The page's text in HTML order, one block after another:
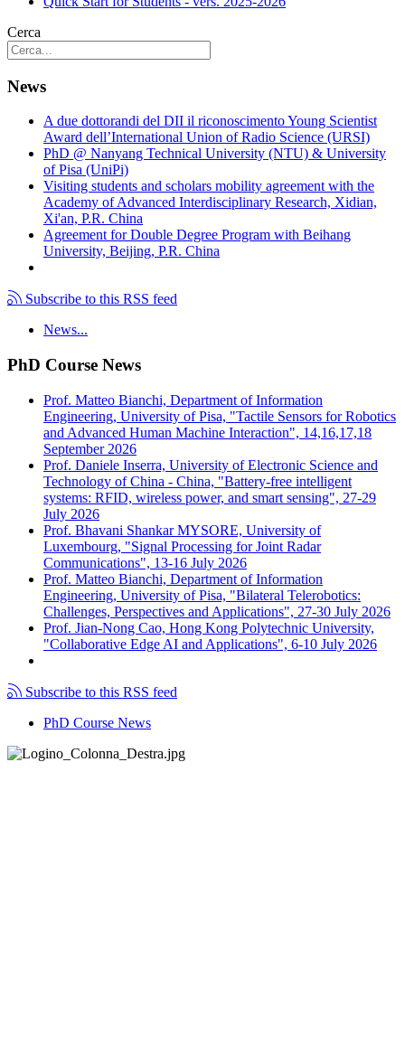
Cerca
News
A due dottorandi del DII il riconoscimento Young Scientist
Award dell’International Union of Radio Science (URSI)
PhD @ Nanyang Technical University (NTU) & University
of Pisa (UniPi)
Visiting students and scholars mobility agreement with the
Academy of Advanced Interdisciplinary Research, Xidian,
Xi'an, P.R. China
Agreement for Double Degree Program with Beihang
University, Beijing, P.R. China
Subscribe to this RSS feed
News...
PhD Course News
Prof. Matteo Bianchi, Department of Information
Engineering, University of Pisa, "Tactile Sensors for Robotics
and Advanced Human Machine Interaction", 14,16,17,18
September 2026
Prof. Daniele Inserra, University of Electronic Science and
Technology of China - China, "Battery-free intelligent
systems: RFID, wireless power, and smart sensing", 27-29
July 2026
Prof. Bhavani Shankar MYSORE, University of
Luxembourg, "Signal Processing for Joint Radar
Communications", 13-16 July 2026
Prof. Matteo Bianchi, Department of Information
Engineering, University of Pisa, "Bilateral Telerobotics:
Challenges, Perspectives and Applications", 27-30 July 2026
Prof. Jian-Nong Cao, Hong Kong Polytechnic University,
"Collaborative Edge AI and Applications", 6-10 July 2026
Subscribe to this RSS feed
PhD Course News